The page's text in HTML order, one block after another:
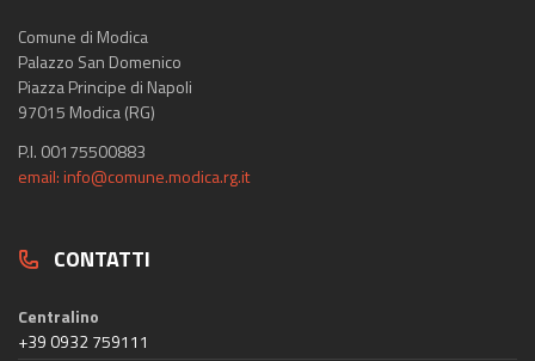
Comune di Modica
Palazzo San Domenico
Piazza Principe di Napoli
97015 Modica (RG)
P.I. 00175500883
email: info@comune.modica.rg.it
CONTATTI
Centralino
+39 0932 759111